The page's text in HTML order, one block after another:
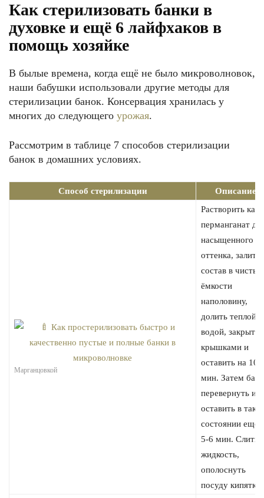
Как стерилизовать банки в
духовке и ещё 6 лайфхаков в
помощь хозяйке
В былые времена, когда ещё не было микроволновок,
наши бабушки использовали другие методы для
стерилизации банок. Консервация хранилась у
многих до следующего урожая.
Рассмотрим в таблице 7 способов стерилизации
банок в домашних условиях.
Способ стерилизации Описание
Марганцовкой
Растворить
перманганат до
насыщенного
оттенка, залить
состав в чистые
ёмкости
наполовину,
долить теплой
водой, закрыть
крышками и
оставить на 10
мин. Затем
перевернуть и
оставить в
состоянии ещё
5-6 мин. Слить
жидкость,
ополоснуть
посуду